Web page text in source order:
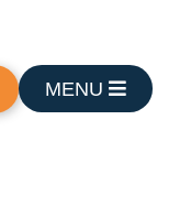
MENU